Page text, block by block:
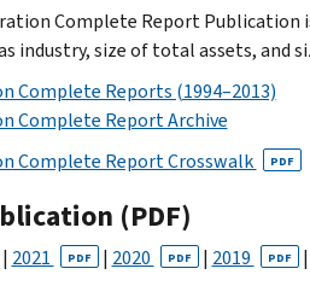
Complete Report Publication
industry, size of total assets, and
Complete Reports (1994–2013)
Complete Report Archive
Complete Report Crosswalk
PDF
(PDF)
| 2021 PDF | 2020 PDF | 2019 PDF |